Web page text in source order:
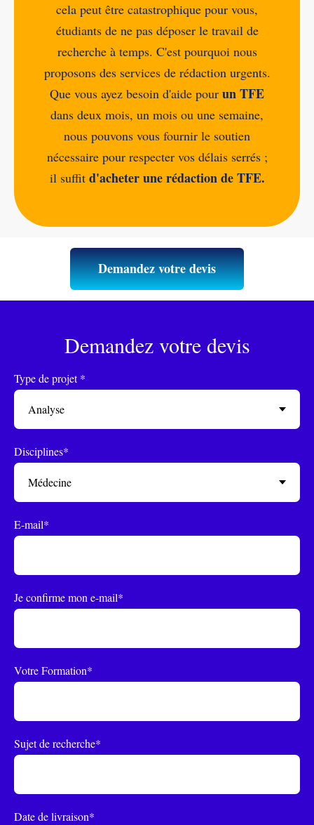
cela peut être catastrophique pour vous,
étudiants de ne pas déposer le travail de
recherche à temps. C'est pourquoi nous
proposons des services de rédaction urgents.
Que vous ayez besoin d'aide pour un TFE
dans deux mois, un mois ou une semaine,
nous pouvons vous fournir le soutien
nécessaire pour respecter vos délais serrés ;
il suffit d'acheter une rédaction de TFE.
Demandez votre devis
Demandez votre devis
Type de projet *
Disciplines*
E-mail*
Je confirme mon e-mail*
Votre Formation*
Sujet de recherche*
Date de livraison*